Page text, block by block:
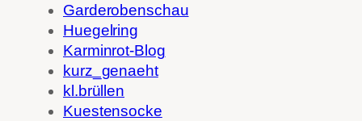
Garderobenschau
Huegelring
Karminrot-Blog
kurz_genaeht
kl.brüllen
Kuestensocke